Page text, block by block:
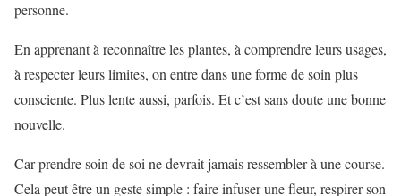
personne.
En apprenant à reconnaître les plantes, à comprendre leurs usages,
à respecter leurs limites, on entre dans une forme de soin plus
consciente. Plus lente aussi, parfois. Et c’est sans doute une bonne
nouvelle.
Car prendre soin de soi ne devrait jamais ressembler à une course.
Cela peut être un geste simple : faire infuser une fleur, respirer son